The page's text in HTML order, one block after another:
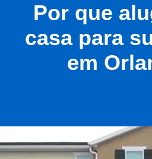
Por que
casa para
em